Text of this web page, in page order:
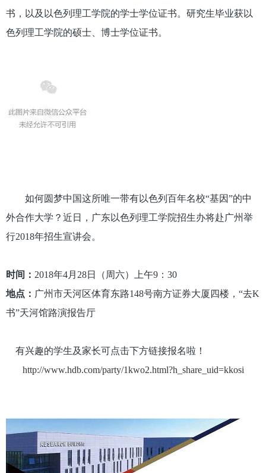
书，以及以色列理工学院的学士学位证书。研究生毕业获以
色列理工学院的硕士、博士学位证书。
如何圆梦中国这所唯一带有以色列百年名校“基因”的中
外合作大学？近日，广东以色列理工学院招生办将赴广州举
行2018年招生宣讲会。
时间： 2018年4月28日（周六）上午9：30
地点： 广州市天河区体育东路148号南方证券大厦四楼，“去K
书”天河馆路演报告厅
有兴趣的学生及家长可点击下方链接报名啦！
http://www.hdb.com/party/1kwo2.html?h_share_uid=kkosi